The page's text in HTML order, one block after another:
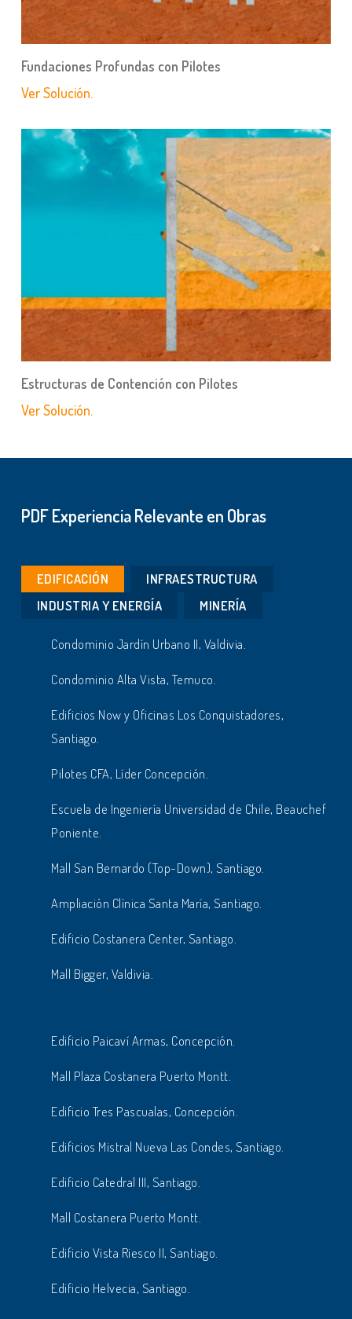
Fundaciones Profundas con Pilotes
Ver Solución.
Estructuras de Contención con Pilotes
Ver Solución.
PDF Experiencia Relevante en Obras
EDIFICACIÓN
INFRAESTRUCTURA
INDUSTRIA Y ENERGÍA
MINERÍA
Condominio Jardín Urbano II, Valdivia.
Condominio Alta Vista, Temuco.
Edificios Now y Oficinas Los Conquistadores,
Santiago.
Pilotes CFA, Líder Concepción.
Escuela de Ingeniería Universidad de Chile, Beauchef
Poniente.
Mall San Bernardo (Top-Down), Santiago.
Ampliación Clínica Santa María, Santiago.
Edificio Costanera Center, Santiago.
Mall Bigger, Valdivia.
Edificio Paicaví Armas, Concepción.
Mall Plaza Costanera Puerto Montt.
Edificio Tres Pascualas, Concepción.
Edificios Mistral Nueva Las Condes, Santiago.
Edificio Catedral III, Santiago.
Mall Costanera Puerto Montt.
Edificio Vista Riesco II, Santiago.
Edificio Helvecia, Santiago.